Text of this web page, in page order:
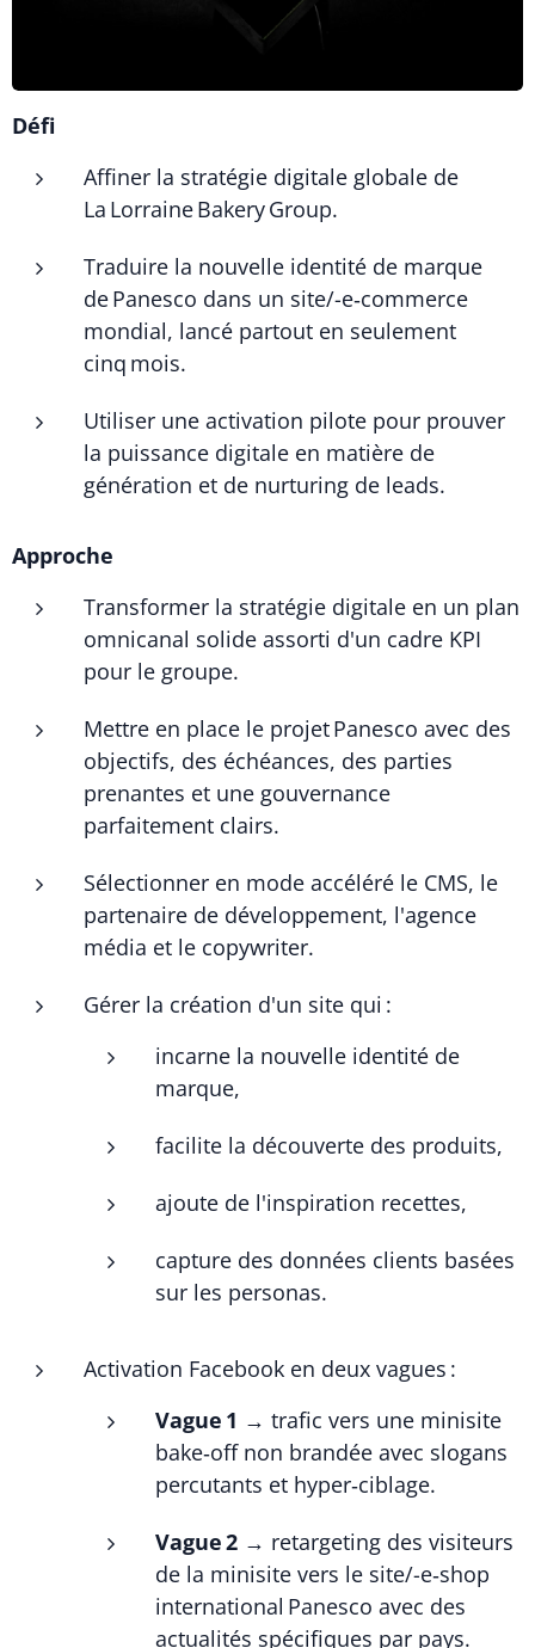
Défi
Affiner la stratégie digitale globale de
La Lorraine Bakery Group.
Traduire la nouvelle identité de marque
de Panesco dans un site/-e‑commerce
mondial, lancé partout en seulement
cinq mois.
Utiliser une activation pilote pour prouver
la puissance digitale en matière de
génération et de nurturing de leads.
Approche
Transformer la stratégie digitale en un plan
omnicanal solide assorti d'un cadre KPI
pour le groupe.
Mettre en place le projet Panesco avec des
objectifs, des échéances, des parties
prenantes et une gouvernance
parfaitement clairs.
Sélectionner en mode accéléré le CMS, le
partenaire de développement, l'agence
média et le copywriter.
Gérer la création d'un site qui :
incarne la nouvelle identité de
marque,
facilite la découverte des produits,
ajoute de l'inspiration recettes,
capture des données clients basées
sur les personas.
Activation Facebook en deux vagues :
Vague 1 → trafic vers une minisite
bake‑off non brandée avec slogans
percutants et hyper‑ciblage.
Vague 2 → retargeting des visiteurs
de la minisite vers le site/-e‑shop
international Panesco avec des
actualités spécifiques par pays.